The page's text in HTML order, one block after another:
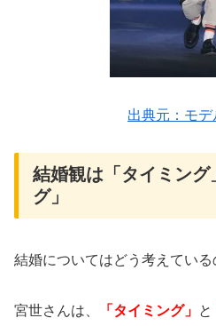
出典元：モデ
結婚観は「タイミング
グ」
結婚についてはどう考えている
宮世さんは、 「タイミング」 と